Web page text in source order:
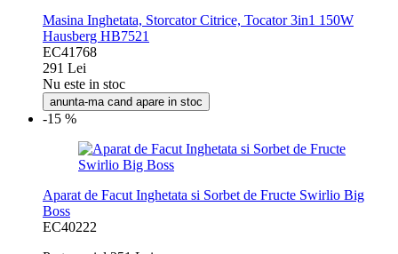
Masina Inghetata, Storcator Citrice, Tocator 3in1 150W
Hausberg HB7521
EC41768
291 Lei
Nu este in stoc
anunta-ma cand apare in stoc
-15 %
Aparat de Facut Inghetata si Sorbet de Fructe Swirlio Big
Boss
EC40222